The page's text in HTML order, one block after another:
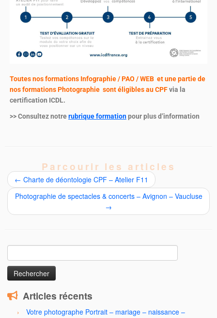
Toutes nos formations Infographie / PAO / WEB et une partie de
nos formations Photographie sont éligibles au CPFvia la
certification ICDL.
>> Consultez notrerubrique formationpour plus d’information
Parcourir les articles
← Charte de déontologie CPF – Atelier F11
Photographie de spectacles & concerts – Avignon – Vaucluse
→
Articles récents
Votre photographe Portrait – mariage – naissance –